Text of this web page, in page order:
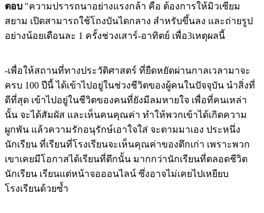
ตอบ "ความปรารถนาอย่างแรงกล้า คือ ต้องการให้มิวเซียม
สยาม เปิดสามารถใช้โถงบันไดกลาง สำหรับขึ้นลง และถ่ายรูป
อย่างน้อยเดือนละ 1 ครั้งช่วงเสาร์-อาทิตย์ เพื่อ3เหตุผลนี้
-เพื่อให้สถานที่ทางประวัติศาสตร์ ที่ยืดหยัดผ่านกาลเวลามาจะ
ครบ 100 ปีนี้ ได้เข้าไปอยู่ในช่วงชีวิตของผู้คนในปัจจุบัน นำสิ่งที่
ดีที่สุด เข้าไปอยู่ในชีวิตของคนที่ยังมีลมหายใจ เพื่อที่คนเหล่า
นั้น จะได้สัมผัส และเห็นคนคุณค่า ทำให้พวกเข้าได้เกิดความ
ผูกพัน แล้วความรักอนุรักษ์เอาใจใส่ จะตามมาเอง ประหนึ่ง
นักเรียน ที่เรียนที่โรงเรียนจะเห็นคุณค่าของตึกเก่า เพราะพวก
เขาเคยมีโอกาสได้เรียนที่ตึกนั้น มากกว่านักเรียนที่ตลอดชีวิต
นักเรียน เรียนแต่หน้าจอออนไลน์ ซึ่งอาจไม่เคยไปเหยียบ
โรงเรียนด้วยซ้ำ